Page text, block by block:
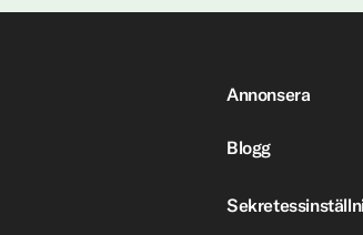
Annonsera
Blogg